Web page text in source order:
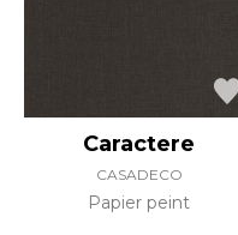
Caractere
CASADECO
Papier peint